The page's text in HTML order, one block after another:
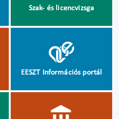
Szak- és licencvizsga
EESZT Információs portál